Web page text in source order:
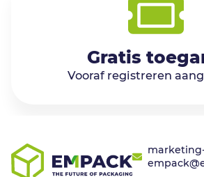
Gratis
Vooraf registreren